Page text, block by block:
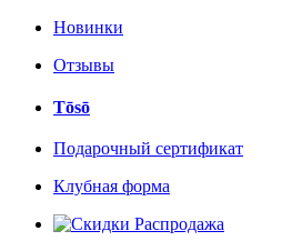
Новинки
Отзывы
Tōsō
Подарочный сертификат
Клубная форма
Распродажа